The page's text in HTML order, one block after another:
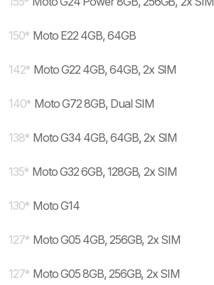
150* Moto E22 4GB, 64GB
142* Moto G22 4GB, 64GB, 2x SIM
140* Moto G72 8GB, Dual SIM
138* Moto G34 4GB, 64GB, 2x SIM
135* Moto G32 6GB, 128GB, 2x SIM
130* Moto G14
127* Moto G05 4GB, 256GB, 2x SIM
127* Moto G05 8GB, 256GB, 2x SIM